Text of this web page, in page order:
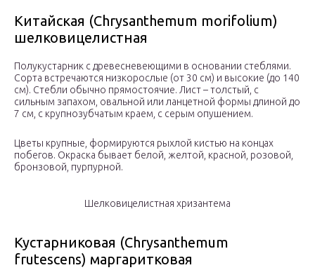
Китайская (Chrysanthemum morifolium)
шелковицелистная
Полукустарник с древесневеющими в основании стеблями.
Сорта встречаются низкорослые (от 30 см) и высокие (до 140
см). Стебли обычно прямостоячие. Лист – толстый, с
сильным запахом, овальной или ланцетной формы длиной до
7 см, с крупнозубчатым краем, с серым опушением.
Цветы крупные, формируются рыхлой кистью на концах
побегов. Окраска бывает белой, желтой, красной, розовой,
бронзовой, пурпурной.
Шелковицелистная хризантема
Кустарниковая (Chrysanthemum
frutescens) маргаритковая